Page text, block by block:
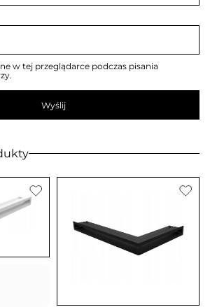
w tej przeglądarce podczas pisania